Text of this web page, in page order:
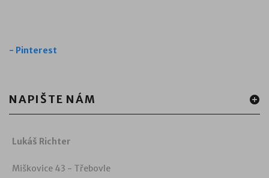
- Pinterest
NAPIŠTE NÁM
Lukáš Richter
Miškovice 43 - Třebovle